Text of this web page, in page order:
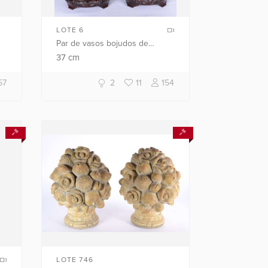
LOTE 6
Par de vasos bojudos de
cloisonné com flores
rouge de fer, bases e bordas
37cm
2 11 154
LOTE 746